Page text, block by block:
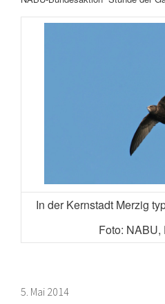
In der Kernstadt Merzig
Foto: NABU,
5. Mai 2014